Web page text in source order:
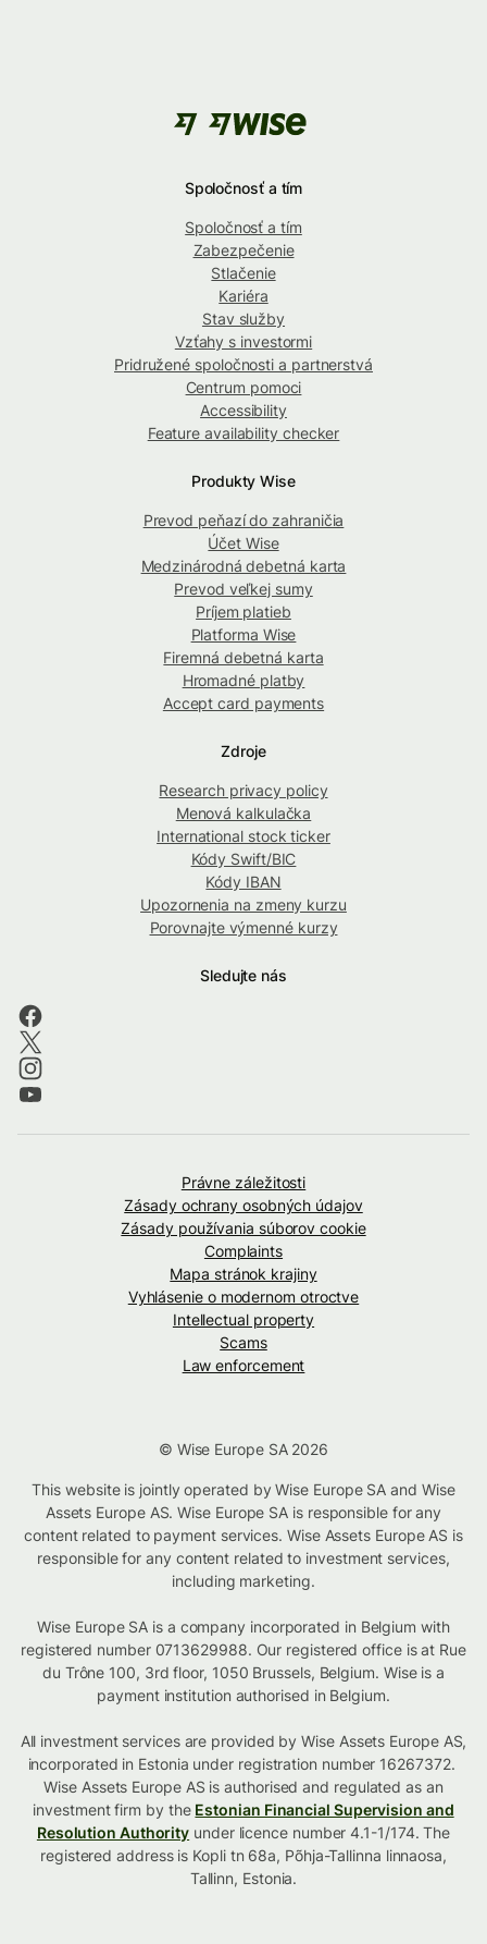
Spoločnosť a tím
Spoločnosť a tím
Zabezpečenie
Stlačenie
Kariéra
Stav služby
Vzťahy s investormi
Pridružené spoločnosti a partnerstvá
Centrum pomoci
Accessibility
Feature availability checker
Produkty Wise
Prevod peňazí do zahraničia
Účet Wise
Medzinárodná debetná karta
Prevod veľkej sumy
Príjem platieb
Platforma Wise
Firemná debetná karta
Hromadné platby
Accept card payments
Zdroje
Research privacy policy
Menová kalkulačka
International stock ticker
Kódy Swift/BIC
Kódy IBAN
Upozornenia na zmeny kurzu
Porovnajte výmenné kurzy
Sledujte nás
Právne záležitosti
Zásady ochrany osobných údajov
Zásady používania súborov cookie
Complaints
Mapa stránok krajiny
Vyhlásenie o modernom otroctve
Intellectual property
Scams
Law enforcement
© Wise Europe SA 2026
This website is jointly operated by Wise Europe SA and Wise
Assets Europe AS. Wise Europe SA is responsible for any
content related to payment services. Wise Assets Europe AS is
responsible for any content related to investment services,
including marketing.
Wise Europe SA is a company incorporated in Belgium with
registered number 0713629988. Our registered office is at Rue
du Trône 100, 3rd floor, 1050 Brussels, Belgium. Wise is a
payment institution authorised in Belgium.
All investment services are provided by Wise Assets Europe AS,
incorporated in Estonia under registration number 16267372.
Wise Assets Europe AS is authorised and regulated as an
investment firm by the Estonian Financial Supervision and
Resolution Authority under licence number 4.1-1/174. The
registered address is Kopli tn 68a, Põhja-Tallinna linnaosa,
Tallinn, Estonia.